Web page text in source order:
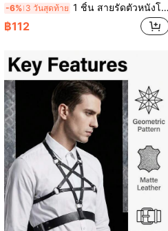
-6% 3 วันสุดท้าย 1 ชิ้น สายรัดตัวหนังโกธิคพังก์ เหมาะสำหรับสตรีทแวร์ การถ่ายภาพสตรีท ชุดไนท์คลับ คอสเพลย์อนิเมะ การถ่ายภาพบุคคลส่วนตัว
฿112